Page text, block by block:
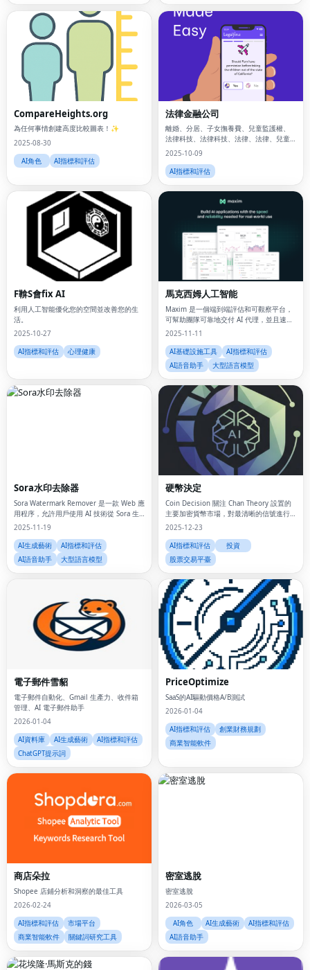
CompareHeights.org
為任何事情創建高度比較圖表！✨
2025-08-30
AI角色
AI指標和評估
法律金融公司
離婚、分居、子女撫養費、兒童監護權、
法律科技、法律科技、法律、法律、兒童
安全、法律正義、司法、親子鑑定、共同
2025-10-09
AI指標和評估
F鞥S會fix AI
利用人工智能優化您的空間並改善您的生
活。
2025-10-27
AI指標和評估
心理健康
馬克西姆人工智能
Maxim 是一個端到端評估和可觀察平台，
可幫助團隊可靠地交付 AI 代理，並且速度
提高 5 倍以上！
2025-11-11
AI基礎設施工具
AI指標和評估
AI語音助手
大型語言模型
Sora水印去除器
Sora Watermark Remover 是一款 Web 應
用程序，允許用戶使用 AI 技術從 Sora 生
成的視頻中刪除水印。
2025-11-19
AI生成藝術
AI指標和評估
AI語音助手
大型語言模型
硬幣決定
Coin Decision 關注 Chan Theory 設置的
主要加密貨幣市場，對最清晰的信號進行
排名，並旋轉 AI 簡報，以便團隊在幾分鐘
2025-12-23
AI指標和評估
投資
股票交易平臺
電子郵件雪貂
電子郵件自動化、Gmail 生產力、收件箱
管理、AI 電子郵件助手
2026-01-04
AI資料庫
AI生成藝術
AI指標和評估
ChatGPT提示詞
PriceOptimize
SaaS的AI驅動價格A/B測試
2026-01-04
AI指標和評估
創業財務規劃
商業智能軟件
商店朵拉
Shopee 店鋪分析和洞察的最佳工具
2026-02-24
AI指標和評估
市場平台
商業智能軟件
關鍵詞研究工具
密室逃脫
密室逃脫
2026-03-05
AI角色
AI生成藝術
AI指標和評估
AI語音助手